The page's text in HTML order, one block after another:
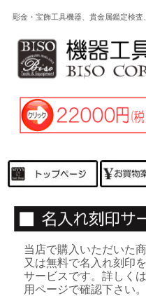
彫金・宝飾工具機器、貴金属鑑定検
当店で購入いただいた商
又は無料で名入れ刻印
サービスです。詳しく
用ページで確認下さい。